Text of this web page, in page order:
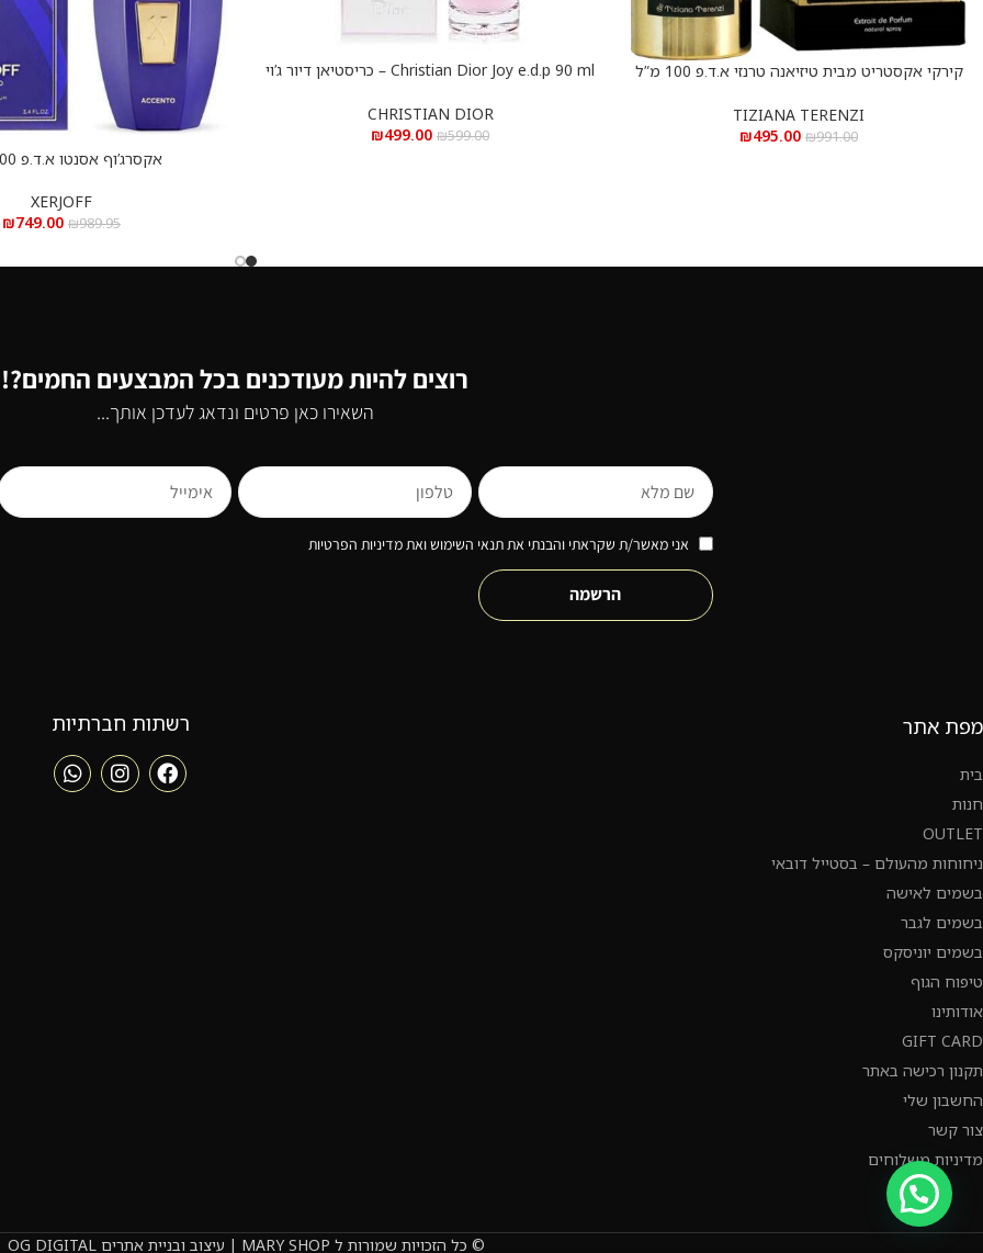
הוספה לסל
קירקי אקסטריט מבית טיזיאנה טרנזי א.ד.פ 100 מ”ל
TIZIANA TERENZI
₪991.00
₪495.00
הוספה לסל
Christian Dior Joy e.d.p 90 ml – כריסטיאן דיור ג’וי
CHRISTIAN DIOR
₪599.00
₪499.00
הוספה לסלאקסרג’וף אסנטו א.ד.פ 100 מ”ל
XERJOFF
₪989.95
₪749.00
רוצים להיות מעודכנים בכל המבצעים החמים?!
השאירו כאן פרטים ונדאג לעדכן אותך...
אני מאשר/ת שקראתי והבנתי את תנאי השימוש ואת מדיניות הפרטיות
הרשמה
מפת אתר
בית
חנות
OUTLET
ניחוחות מהעולם – בסטייל דובאי
בשמים לאישה
בשמים לגבר
בשמים יוניסקס
טיפוח הגוף
אודותינו
GIFT CARD
תקנון רכישה באתר
החשבון שלי
צור קשר
מדיניות משלוחים
רשתות חברתיות
© כל הזכויות שמורות ל MARY SHOP | עיצוב ובניית אתרים OG DIGITAL